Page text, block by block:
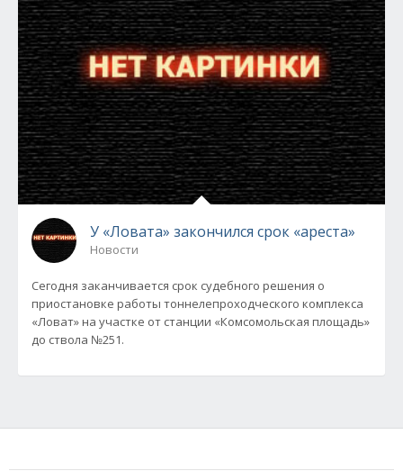
У «Ловата» закончился срок «ареста»
Новости
Сегодня заканчивается срок судебного решения о
приостановке работы тоннелепроходческого комплекса
«Ловат» на участке от станции «Комсомольская площадь»
до ствола №251.